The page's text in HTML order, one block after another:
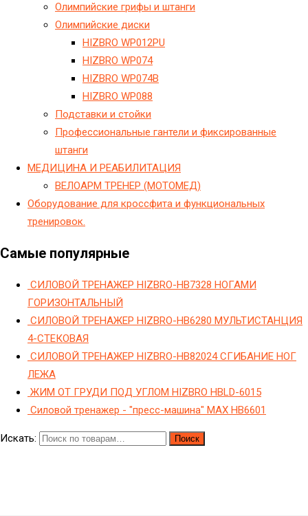
Олимпийские грифы и штанги
Олимпийские диски
HIZBRO WP012PU
HIZBRO WP074
HIZBRO WP074B
HIZBRO WP088
Подставки и стойки
Профессиональные гантели и фиксированные
штанги
МЕДИЦИНА И РЕАБИЛИТАЦИЯ
ВЕЛОАРМ ТРЕНЕР (МОТОМЕД)
Оборудование для кроссфита и функциональных
тренировок.
Самые популярные
СИЛОВОЙ ТРЕНАЖЕР HIZBRO-HB7328 НОГАМИ
ГОРИЗОНТАЛЬНЫЙ
СИЛОВОЙ ТРЕНАЖЕР HIZBRO-HB6280 МУЛЬТИСТАНЦИЯ
4-СТЕКОВАЯ
СИЛОВОЙ ТРЕНАЖЕР HIZBRO-HB82024 СГИБАНИЕ НОГ
ЛЕЖА
ЖИМ ОТ ГРУДИ ПОД УГЛОМ HIZBRO HBLD-6015
Силовой тренажер - "пресс-машина" МAX HB6601
Искать: Поиск